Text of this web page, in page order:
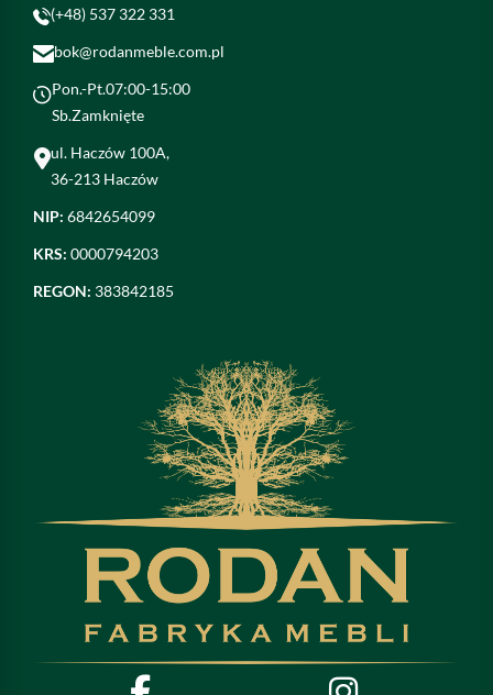
(+48) 537 322 331
bok@rodanmeble.com.pl
Pon.-Pt.07:00-15:00
Sb.Zamknięte
ul. Haczów 100A,
36-213 Haczów
NIP: 6842654099
KRS: 0000794203
REGON: 383842185